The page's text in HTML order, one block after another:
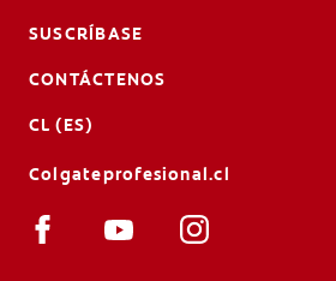
SUSCRÍBASE
CONTÁCTENOS
CL (ES)
Colgateprofesional.cl